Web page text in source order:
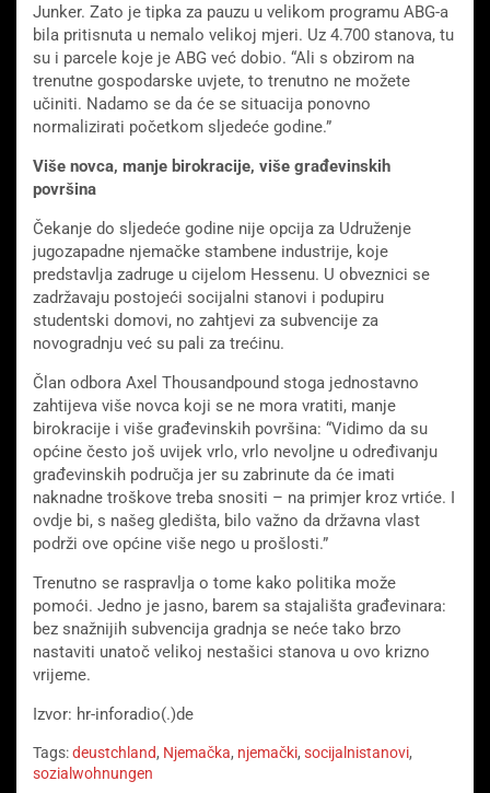
Junker. Zato je tipka za pauzu u velikom programu ABG-a
bila pritisnuta u nemalo velikoj mjeri. Uz 4.700 stanova, tu
su i parcele koje je ABG već dobio. “Ali s obzirom na
trenutne gospodarske uvjete, to trenutno ne možete
učiniti. Nadamo se da će se situacija ponovno
normalizirati početkom sljedeće godine.”
Više novca, manje birokracije, više građevinskih
površina
Čekanje do sljedeće godine nije opcija za Udruženje
jugozapadne njemačke stambene industrije, koje
predstavlja zadruge u cijelom Hessenu. U obveznici se
zadržavaju postojeći socijalni stanovi i podupiru
studentski domovi, no zahtjevi za subvencije za
novogradnju već su pali za trećinu.
Član odbora Axel Thousandpound stoga jednostavno
zahtijeva više novca koji se ne mora vratiti, manje
birokracije i više građevinskih površina: “Vidimo da su
općine često još uvijek vrlo, vrlo nevoljne u određivanju
građevinskih područja jer su zabrinute da će imati
naknadne troškove treba snositi – na primjer kroz vrtiće. I
ovdje bi, s našeg gledišta, bilo važno da državna vlast
podrži ove općine više nego u prošlosti.”
Trenutno se raspravlja o tome kako politika može
pomoći. Jedno je jasno, barem sa stajališta građevinara:
bez snažnijih subvencija gradnja se neće tako brzo
nastaviti unatoč velikoj nestašici stanova u ovo krizno
vrijeme.
Izvor: hr-inforadio(.)de
Tags:deustchland, Njemačka, njemački, socijalnistanovi,
sozialwohnungen